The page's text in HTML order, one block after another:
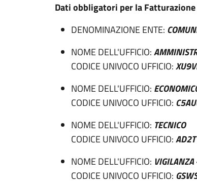
Dati obbligatori per la
DENOMINAZIONE ENTE:
NOME DELL'UFFICIO:
CODICE UNIVOCO UFFICIO:
NOME DELL'UFFICIO:
CODICE UNIVOCO UFFICIO:
NOME DELL'UFFICIO: TECNICO
CODICE UNIVOCO UFFICIO:
NOME DELL'UFFICIO: VIGILANZA
CODICE UNIVOCO UFFICIO: